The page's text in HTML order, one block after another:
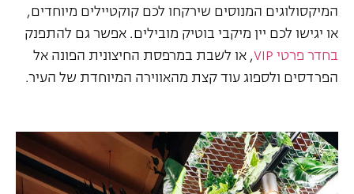
המיקסולוגים המנוסים שירקחו לכם קוקטיילים מיוחדים,
או יגישו לכם יין מיקבי בוטיק מובילים. אפשר גם להתפנק
בחדר פרטי VIP
, או לשבת במרפסת החיצונית הפונה אל
הפרדסים ולספוג עוד קצת מהאווירה המיוחדת של העיר.